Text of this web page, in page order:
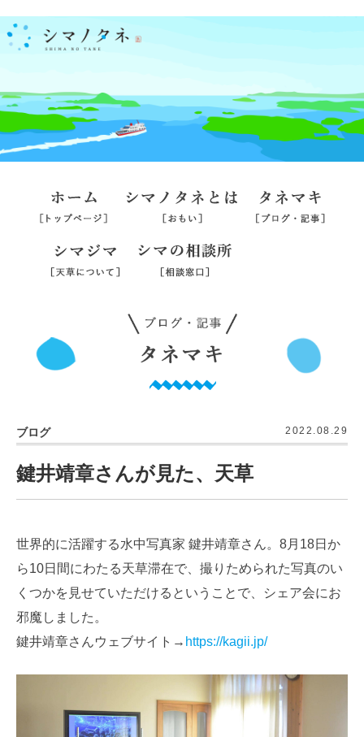
ホーム シマノタネとは
シマジマ
ブログ 2022.08.29
鍵井靖章さんが見た、天草
世界的に活躍する水中写真家 鍵井靖章さん。8月18日か
ら10日間にわたる天草滞在で、撮りためられた写真のい
くつかを見せていただけるということで、シェア会にお
邪魔しました。
鍵井靖章さんウェブサイト→ https://kagii.jp/